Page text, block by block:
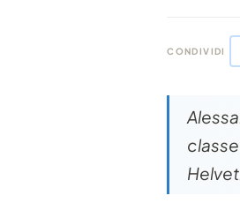
CONDIVIDI